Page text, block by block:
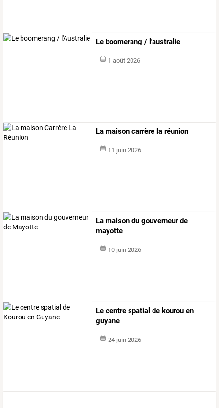
Le boomerang / l'australie
1 août 2026
La maison carrère la réunion
11 juin 2026
La maison du gouverneur de
mayotte
10 juin 2026
Le centre spatial de kourou en
guyane
24 juin 2026